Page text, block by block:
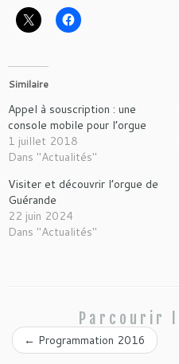
Similaire
Appel à souscription : une
console mobile pour l’orgue
1 juillet 2018
Dans "Actualités"
Visiter et découvrir l’orgue de
Guérande
22 juin 2024
Dans "Actualités"
Parcourir
← Programmation 2016